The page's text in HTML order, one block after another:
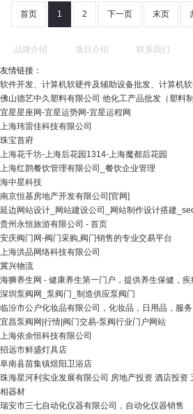
首页 1 2 下一页 末页
品牌介绍 项目介绍 联系我们
友情链接：
软件开发、计算机软硬件及辅助设备批发、计算机
佛山德艺中久塑料有限公司 他化工产品批发（塑料
宜星星座网-宜星运势网-宜星运程网
上海玮雷佳科技有限公司
珠宝首府
上海花千坊-上海后花园1314-上海魔都后花园
上海红鹊餐饮管理有限公司_餐饮企业管理
海中星科技
南京恒基房地产开发有限公司[官网]
延边网站设计_网站建设公司_网站制作设计搭建
贵州永恒旅游有限公司 - 首页
安庆阀门网-阀门采购,阀门销售的专业交易平台
上海洪品网络科技有限公司
冀兴物流
海狮养生网 - 健康养生第一门户，提供养生保健，
深圳泵阀网_泵阀门_制造供应泵阀门
临汾市公户化妆品有限公司，化妆品，日用品，服
宜昌泵阀网|行情|阀门交易-泵阀行业门户网站
上海依余恒科技有限公司
招远市鲜盛灯具店
阜南县苗集镇煜阳卫浴店
珠海星河利实业发展有限公司 房地产投资 酒店投资
相器材
瑞安市三七自动化仪器有限公司，自动化仪器销售